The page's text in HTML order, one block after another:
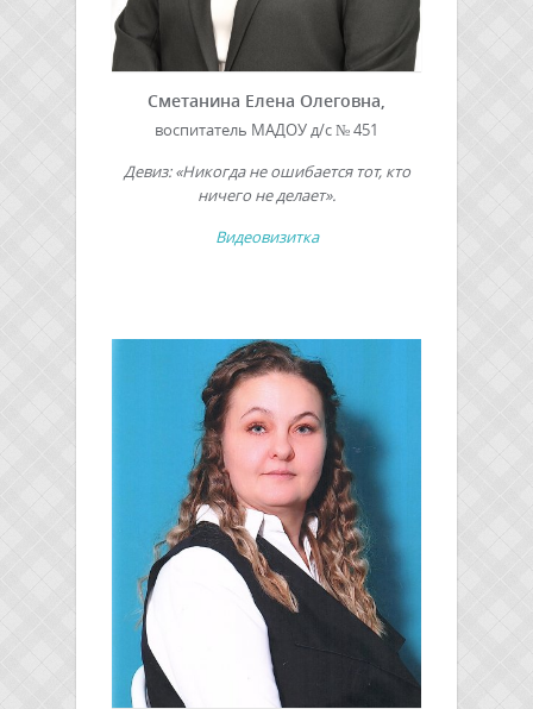
Сметанина Елена Олеговна,
воспитатель МАДОУ д/с № 451
Девиз: «Никогда не ошибается тот, кто
ничего не делает».
Видеовизитка